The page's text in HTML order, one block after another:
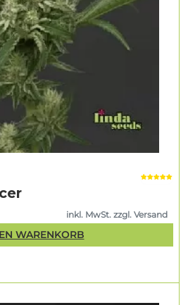
inkl. MwSt. zzgl. Versand
WARENKORB